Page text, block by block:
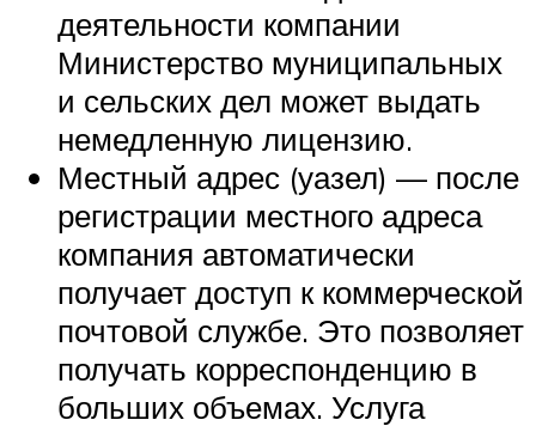
деятельности компании
Министерство муниципальных
и сельских дел может выдать
немедленную лицензию.
Местный адрес (уазел) — после
регистрации местного адреса
компания автоматически
получает доступ к коммерческой
почтовой службе. Это позволяет
получать корреспонденцию в
больших объемах. Услуга